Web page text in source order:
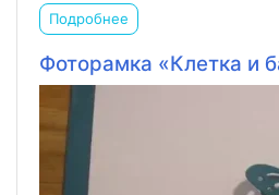
Подробнее
Фоторамка «Клетка и